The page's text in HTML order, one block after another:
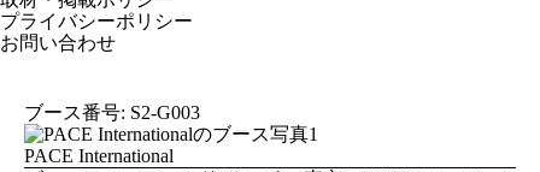
プライバシーポリシー
お問い合わせ
ブース番号: S2-G003
PACE International